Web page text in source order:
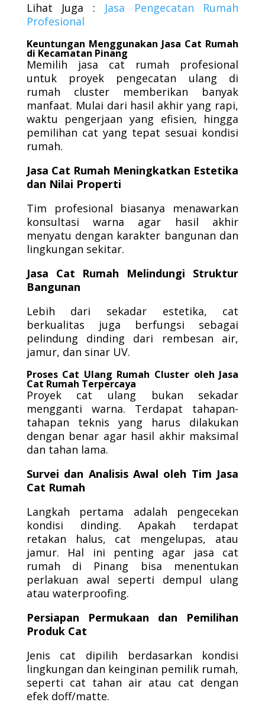
Lihat Juga : Jasa Pengecatan Rumah
Profesional
Keuntungan Menggunakan Jasa Cat Rumah
di Kecamatan Pinang
Memilih jasa cat rumah profesional
untuk proyek pengecatan ulang di
rumah cluster memberikan banyak
manfaat. Mulai dari hasil akhir yang rapi,
waktu pengerjaan yang efisien, hingga
pemilihan cat yang tepat sesuai kondisi
rumah.
Jasa Cat Rumah Meningkatkan Estetika
dan Nilai Properti
Tim profesional biasanya menawarkan
konsultasi warna agar hasil akhir
menyatu dengan karakter bangunan dan
lingkungan sekitar.
Jasa Cat Rumah Melindungi Struktur
Bangunan
Lebih dari sekadar estetika, cat
berkualitas juga berfungsi sebagai
pelindung dinding dari rembesan air,
jamur, dan sinar UV.
Proses Cat Ulang Rumah Cluster oleh Jasa
Cat Rumah Terpercaya
Proyek cat ulang bukan sekadar
mengganti warna. Terdapat tahapan-
tahapan teknis yang harus dilakukan
dengan benar agar hasil akhir maksimal
dan tahan lama.
Survei dan Analisis Awal oleh Tim Jasa
Cat Rumah
Langkah pertama adalah pengecekan
kondisi dinding. Apakah terdapat
retakan halus, cat mengelupas, atau
jamur. Hal ini penting agar jasa cat
rumah di Pinang bisa menentukan
perlakuan awal seperti dempul ulang
atau waterproofing.
Persiapan Permukaan dan Pemilihan
Produk Cat
Jenis cat dipilih berdasarkan kondisi
lingkungan dan keinginan pemilik rumah,
seperti cat tahan air atau cat dengan
efek doff/matte.